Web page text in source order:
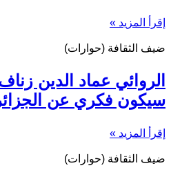
إقرأ المزيد »
ضيف الثقافة (حوارات)
الروائي عماد الدين
سيكون فكري عن
إقرأ المزيد »
ضيف الثقافة (حوارات)